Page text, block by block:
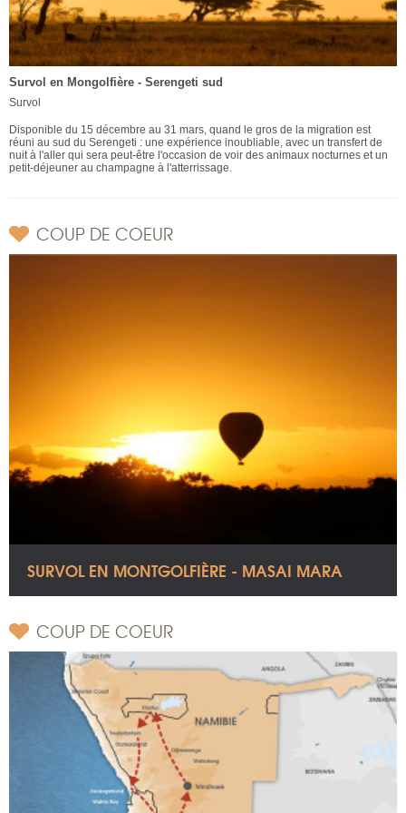
Survol en Mongolfière - Serengeti sud
Survol
Disponible du 15 décembre au 31 mars, quand le gros de la migration est
réuni au sud du Serengeti : une expérience inoubliable, avec un transfert de
nuit à l'aller qui sera peut-être l'occasion de voir des animaux nocturnes et un
petit-déjeuner au champagne à l'atterrissage.
COUP DE COEUR
SURVOL EN MONTGOLFIÈRE - MASAI MARA
COUP DE COEUR